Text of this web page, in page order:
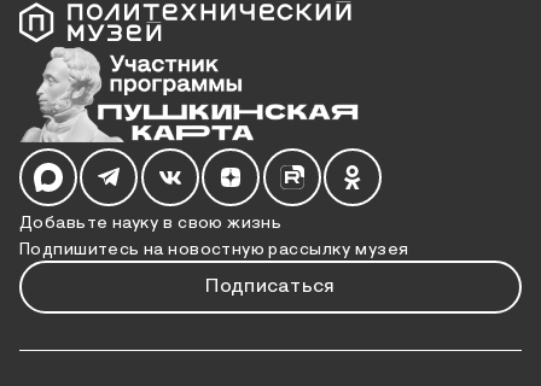
Добавьте науку в свою жизнь
Подпишитесь на новостную рассылку музея
Подписаться
Мы в социальных сетях